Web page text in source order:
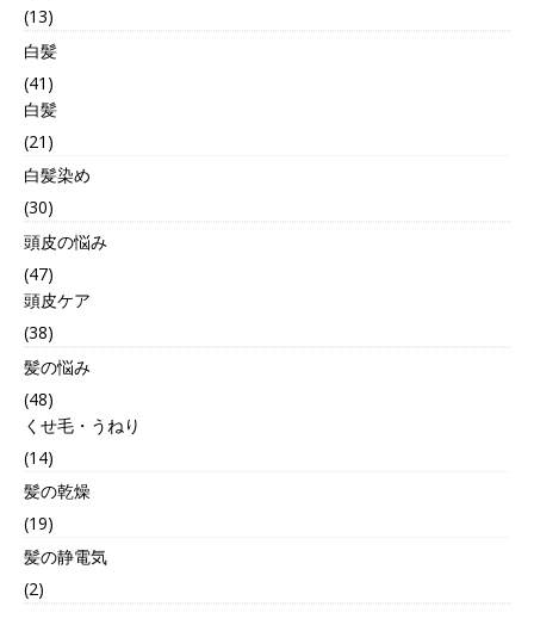
(13)
白髪
(41)
白髪
(21)
白髪染め
(30)
頭皮の悩み
(47)
頭皮ケア
(38)
髪の悩み
(48)
くせ毛・うねり
(14)
髪の乾燥
(19)
髪の静電気
(2)